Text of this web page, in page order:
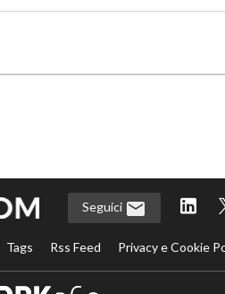
Seguici
Tags Rss Feed Privacy e Cookie